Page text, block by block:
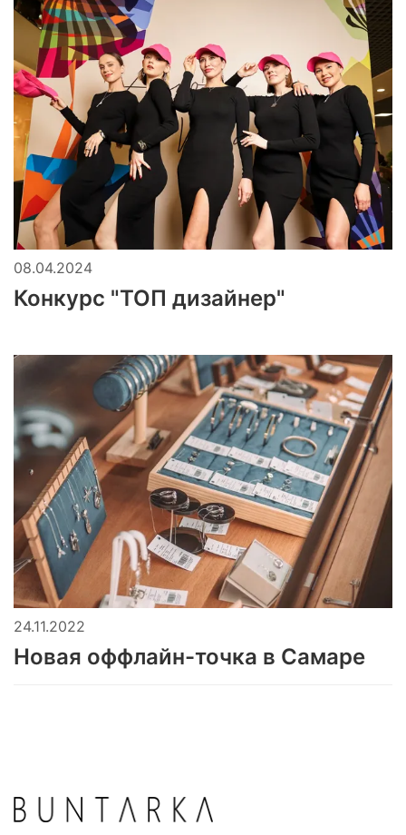
08.04.2024
Конкурс "ТОП дизайнер"
24.11.2022
Новая оффлайн-точка в Самаре